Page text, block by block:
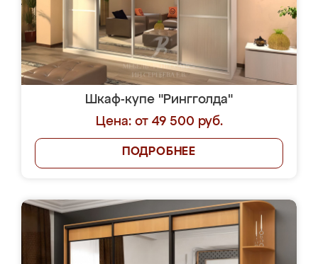
Шкаф-купе "Рингголда"
Цена: от 49 500 руб.
ПОДРОБНЕЕ